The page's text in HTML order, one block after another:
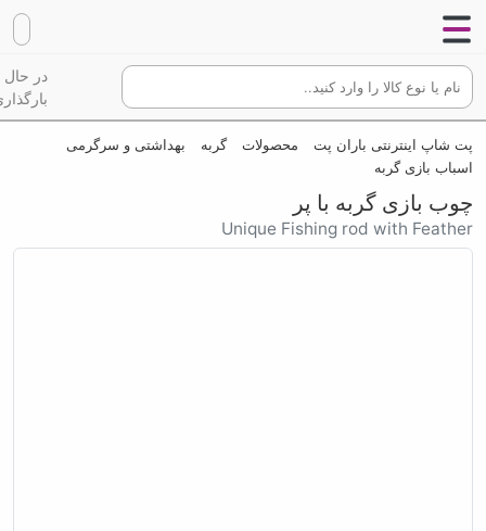
در حال
پت شاپ اینترنتی باران پت محصولات گربه
بهداشتی و سرگرمی
اسباب بازی گربه
چوب بازی گربه با پر
Unique Fishing rod with Feather